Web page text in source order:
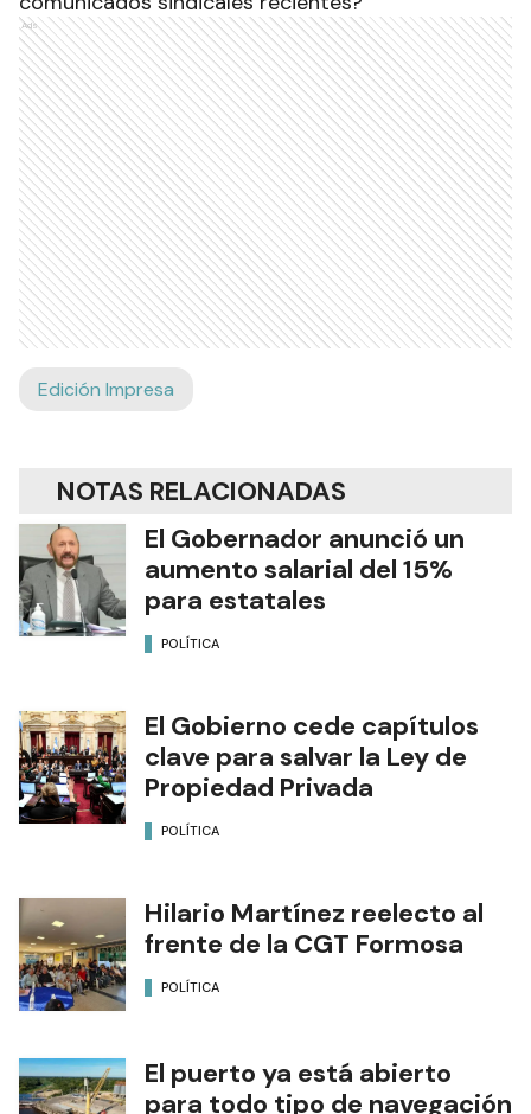
Ads
Edición Impresa
NOTAS RELACIONADAS
El Gobernador anunció un
aumento salarial del 15%
para estatales
POLÍTICA
El Gobierno cede capítulos
clave para salvar la Ley de
Propiedad Privada
POLÍTICA
Hilario Martínez reelecto al
frente de la CGT Formosa
POLÍTICA
El puerto ya está abierto
para todo tipo de navegación